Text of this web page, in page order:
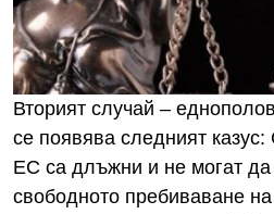
Вторият случай –
се появява следният
ЕС са длъжни и не могат да
свободното пребиваване